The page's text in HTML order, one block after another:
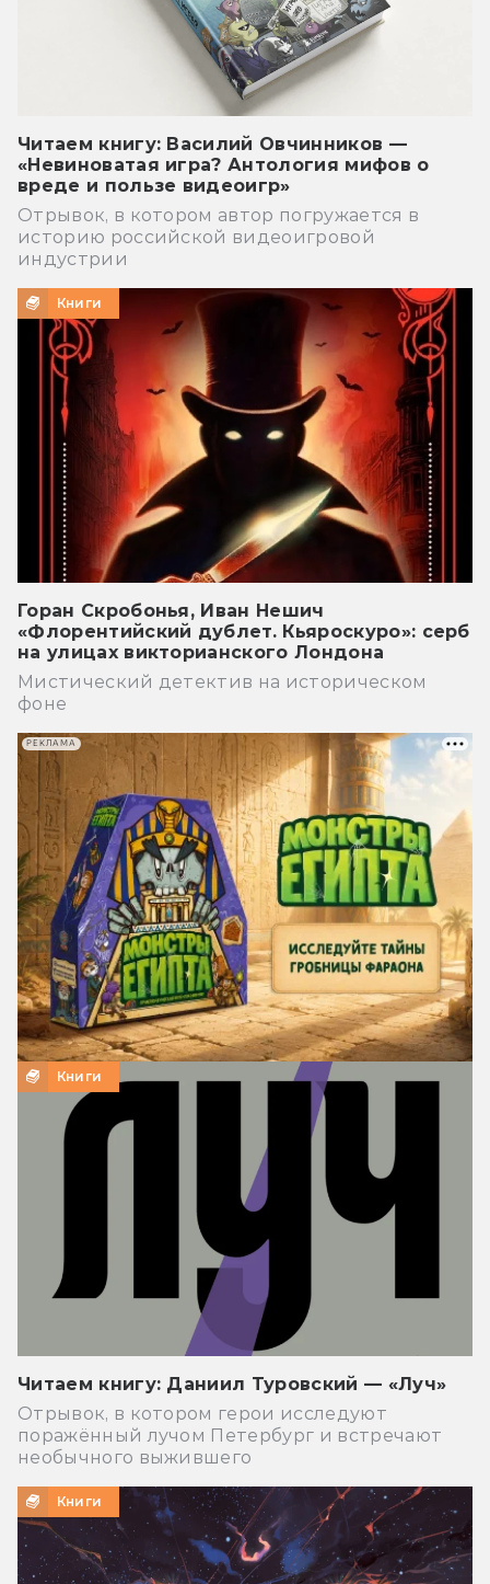
Читаем книгу: Василий Овчинников —
«Невиноватая игра? Антология мифов о
вреде и пользе видеоигр»
Отрывок, в котором автор погружается в
историю российской видеоигровой
индустрии
Книги
Горан Скробонья, Иван Нешич
«Флорентийский дублет. Кьяроскуро»: серб
на улицах викторианского Лондона
Мистический детектив на историческом
фоне
Книги
Читаем книгу: Даниил Туровский — «Луч»
Отрывок, в котором герои исследуют
поражённый лучом Петербург и встречают
необычного выжившего
Книги
РЕКЛАМА